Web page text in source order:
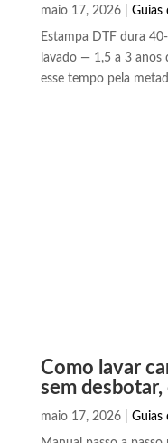
maio 17, 2026| Guias
Estampa DTF dura
lavado — 1,5 a 3 anos
esse tempo pela
Como lavar
sem desbotar,
maio 17, 2026| Guias